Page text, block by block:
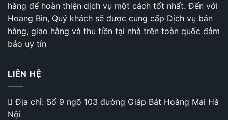
hàng để hoàn thiện dịch vụ một cách tốt nhất. Đến với
Hoang Bin, Quý khách sẽ được cung cấp Dịch vụ bán
hàng, giao hàng và thu tiền tại nhà trên toàn quốc đảm
bảo uy tín
LIÊN HỆ
Địa chỉ: Số 9 ngõ 103 đường Giáp Bát Hoàng Mai Hà
Nội